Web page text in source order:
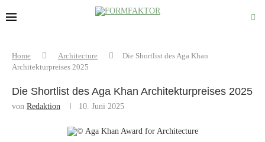
Home Architecture
Die Shortlist des Aga Khan
Architekturpreises 2025
Die Shortlist des Aga Khan Architekturpreises 2025
von Redaktion 10. Juni 2025